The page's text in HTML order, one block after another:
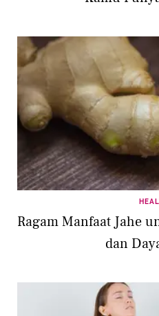
Ragam Manfaat Jahe
dan